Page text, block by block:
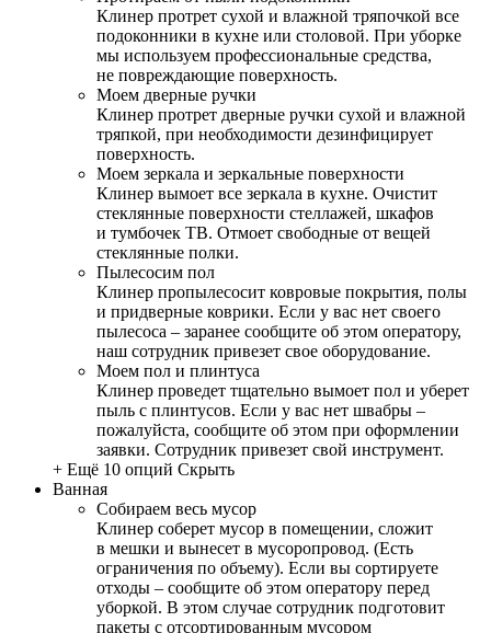
Клинер протрет сухой и влажной тряпочкой все
подоконники в кухне или столовой. При уборке
мы используем профессиональные средства,
не повреждающие поверхность.
Моем дверные ручки
Клинер протрет дверные ручки сухой и влажной
тряпкой, при необходимости дезинфицирует
поверхность.
Моем зеркала и зеркальные поверхности
Клинер вымоет все зеркала в кухне. Очистит
стеклянные поверхности стеллажей, шкафов
и тумбочек ТВ. Отмоет свободные от вещей
стеклянные полки.
Пылесосим пол
Клинер пропылесосит ковровые покрытия, полы
и придверные коврики. Если у вас нет своего
пылесоса – заранее сообщите об этом оператору,
наш сотрудник привезет свое оборудование.
Моем пол и плинтуса
Клинер проведет тщательно вымоет пол и уберет
пыль с плинтусов. Если у вас нет швабры –
пожалуйста, сообщите об этом при оформлении
заявки. Сотрудник привезет свой инструмент.
+ Ещё 10 опций Скрыть
Ванная
Собираем весь мусор
Клинер соберет мусор в помещении, сложит
в мешки и вынесет в мусоропровод. (Есть
ограничения по объему). Если вы сортируете
отходы – сообщите об этом оператору перед
уборкой. В этом случае сотрудник подготовит
пакеты с отсортированным мусором